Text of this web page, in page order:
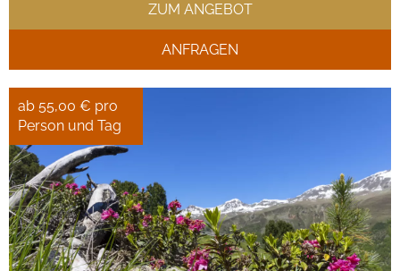
ZUM ANGEBOT
ANFRAGEN
ab 55,00 € pro
Person und Tag